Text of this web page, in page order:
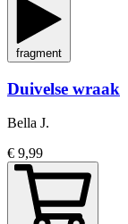
fragment
Duivelse wraak
Bella J.
€ 9,99